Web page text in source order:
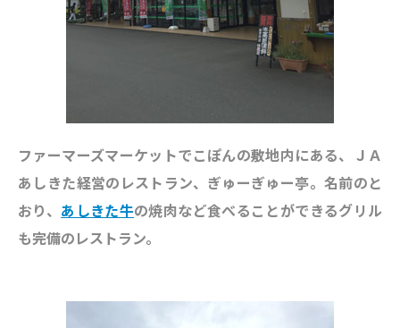
ファーマーズマーケットでこぽんの敷地内にある、ＪＡ
あしきた経営のレストラン、ぎゅーぎゅー亭。名前のと
おり、 あしきた牛の焼肉など食べることができるグリル
も完備のレストラン。